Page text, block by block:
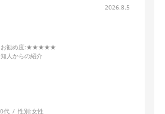
2026.8.5
お勧め度:★★★★★
:知人からの紹介
代 性別:女性